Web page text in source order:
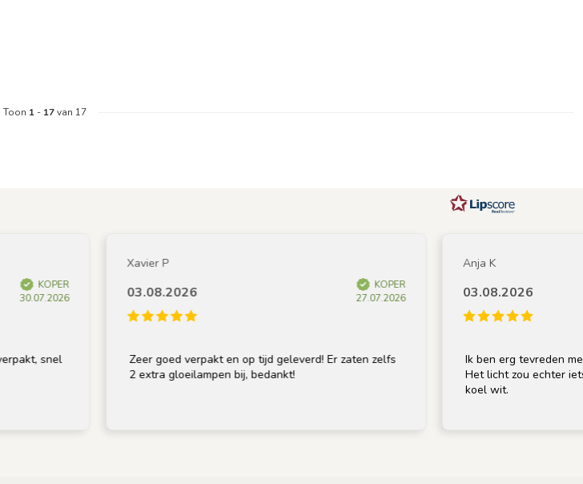
Toon 1 - 17van 17
03.08.2026
Zeer goed verpakt en op tijd geleverd! Er zaten zelfs
2 extra gloeilampen bij, bedankt!
03.08.2026
Ik ben erg tevreden met de lamp;
Het licht zou echter iets warmer